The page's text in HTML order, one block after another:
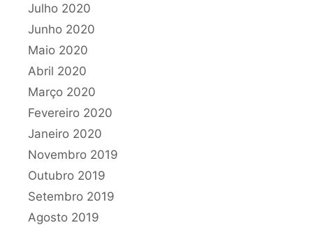
Julho 2020
Junho 2020
Maio 2020
Abril 2020
Março 2020
Fevereiro 2020
Janeiro 2020
Novembro 2019
Outubro 2019
Setembro 2019
Agosto 2019